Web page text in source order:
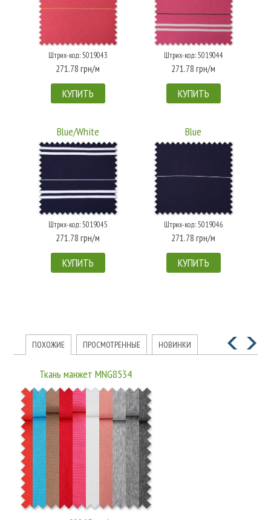
Штрих-код: 5019043
271.78 грн/м
КУПИТЬ
Штрих-код: 5019044
271.78 грн/м
КУПИТЬ
Blue/White
Штрих-код: 5019045
271.78 грн/м
КУПИТЬ
Blue
Штрих-код: 5019046
271.78 грн/м
КУПИТЬ
ПОХОЖИЕ ПРОСМОТРЕННЫЕ НОВИНКИ
Ткань манжет MNG8534